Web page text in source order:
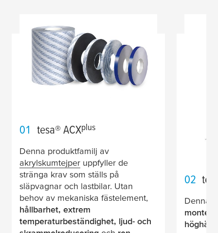
01 tesa® ACXplus
Denna produktfamilj av
akrylskumtejper uppfyller de
stränga krav som ställs på
släpvagnar och lastbilar. Utan
behov av mekaniska fästelement,
hållbarhet, extrem
temperaturbeständighet, ljud- och
02
Denna